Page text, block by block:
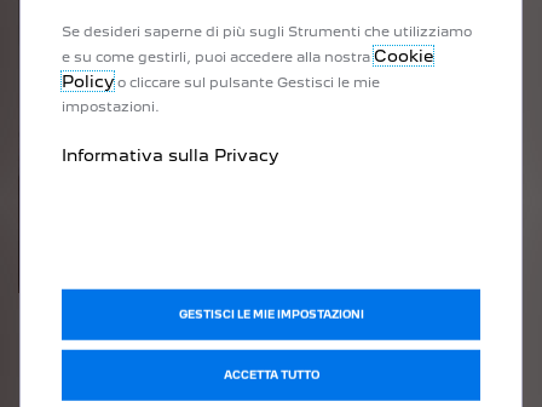
SICUREZZA
Se desideri saperne di più sugli Strumenti che utilizziamo
e su come gestirli, puoi accedere alla nostraCookie
Policyo cliccare sul pulsante Gestisci le mie
impostazioni.
Informativa sulla Privacy
GESTISCI LE MIE IMPOSTAZIONI
ACCETTA TUTTO